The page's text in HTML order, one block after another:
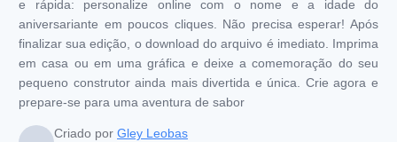
e rápida: personalize online com o nome e a idade do
aniversariante em poucos cliques. Não precisa esperar! Após
finalizar sua edição, o download do arquivo é imediato. Imprima
em casa ou em uma gráfica e deixe a comemoração do seu
pequeno construtor ainda mais divertida e única. Crie agora e
prepare-se para uma aventura de sabor
Criado por Gley Leobas